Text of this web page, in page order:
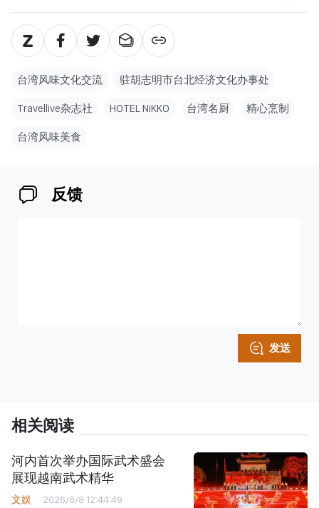
台湾风味文化交流 驻胡志明市台北经济文化办事处
Travellive杂志社 HOTEL NiKKO 台湾名厨 精心烹制
台湾风味美食
反馈
发送
相关阅读
河内首次举办国际武术盛会
展现越南武术精华
文娱 2026/8/8 12:44:49